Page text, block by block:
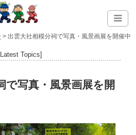
> 出雲大社相模分祠で写真・風景画展を開催中
Topics]
で写真・風景画展を開